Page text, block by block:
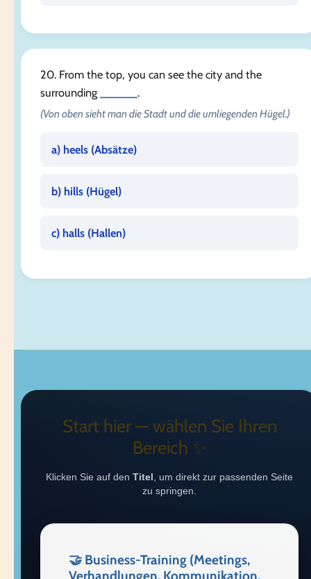
20. From the top, you can see the city and the
surrounding
.
(Von oben sieht man die Stadt und die umliegenden Hügel.)
a) heels (Absätze)
b) hills (Hügel)
c) halls (Hallen)
Start hier — wählen Sie Ihren
Bereich ✨
Klicken Sie auf den Titel , um direkt zur passenden Seite
zu springen.
🤝 Business-Training (Meetings,